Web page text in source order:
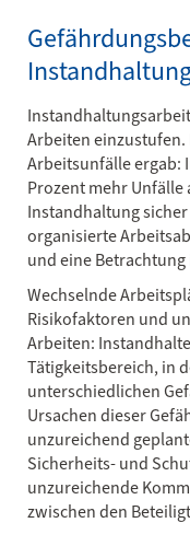
Arbeiten
Arbeitsunfälle ergab:
Prozent mehr
Instandhaltung
organisierte
und eine
Wechselnde
Risikofaktoren und
Arbeiten:
Tätigkeitsbereich, in
unterschiedlichen
Ursachen dieser
unzureichend
Sicherheits- und
unzureichende
zwischen den